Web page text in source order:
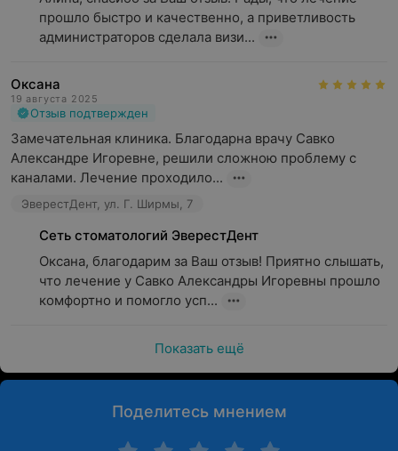
прошло быстро и качественно, а приветливость
администраторов сделала визи...
Оксана
19 августа 2025
Отзыв подтвержден
Замечательная клиника. Благодарна врачу Савко
Александре Игоревне, решили сложною проблему с
каналами. Лечение проходило...
ЭверестДент, ул. Г. Ширмы, 7
Сеть стоматологий ЭверестДент
Оксана, благодарим за Ваш отзыв! Приятно слышать,
что лечение у Савко Александры Игоревны прошло
комфортно и помогло усп...
Показать ещё
Поделитесь мнением